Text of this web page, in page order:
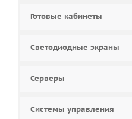
Готовые кабинеты
Светодиодные экраны
Серверы
Системы управления